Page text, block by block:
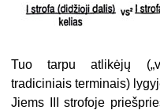
Tuo tarpu atlikėjų
tradiciniais terminais)
Jiems III strofoje